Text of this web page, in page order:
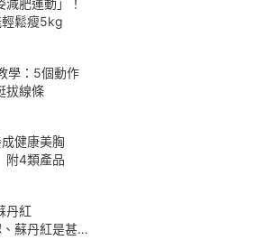
鬆瘦5kg
學：5個動作
拔線條
成健康美胸
4類產品
丹紅
蘇丹紅是甚